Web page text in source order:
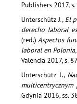
Publishers 2017,
Unterschütz J., El
derecho laboral
(red.)Aspectos
laboral en
Valencia 2017, s.
Unterschütz J.,
multicentrycznym
Gdynia 2016, ss.